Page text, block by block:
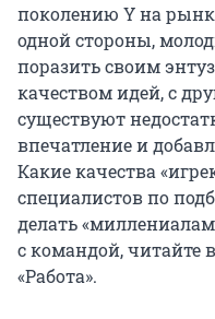
поколению Y на
одной стороны,
поразить своим
качеством идей, с
существуют
впечатление и
Какие качества
специалистов по
делать
с командой, читайте
«Работа».